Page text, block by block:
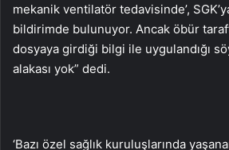
mekanik ventilatör tedavisinde’,
bildirimde bulunuyor. Ancak öbür
dosyaya girdiği bilgi ile uygulandığı
alakası yok” dedi.
‘Bazı özel sağlık kuruluşlarında